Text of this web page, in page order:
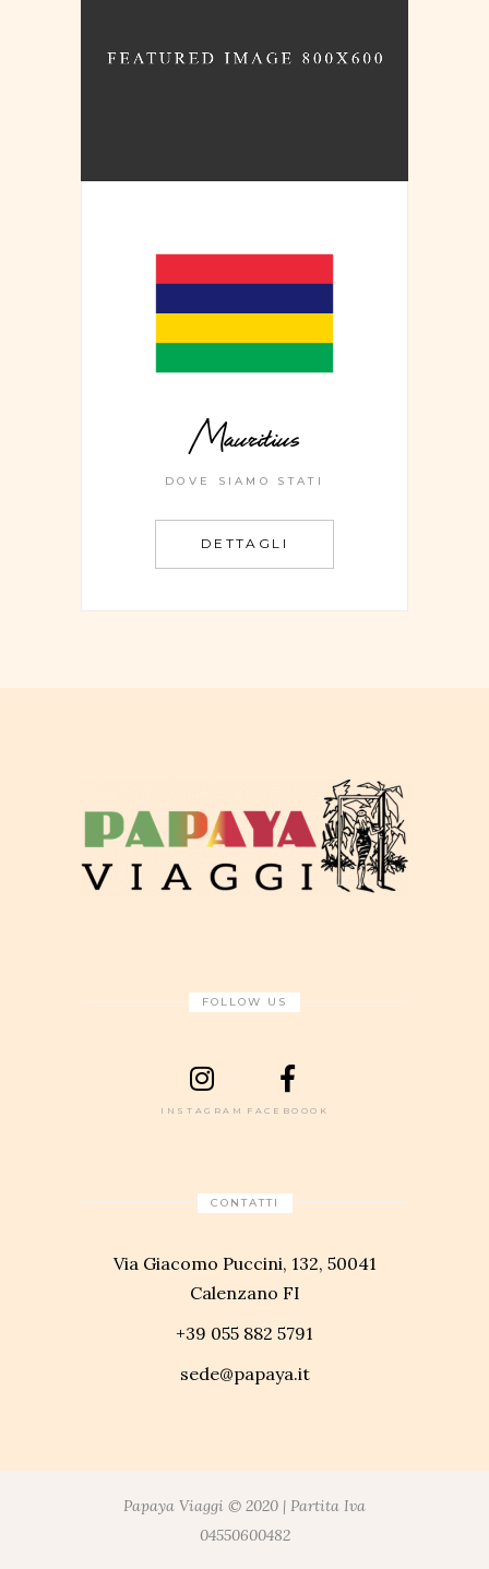
Mauritius
DOVE SIAMO STATI
DETTAGLI
FOLLOW US
INSTAGRAM FACEBOOOK
CONTATTI
Via Giacomo Puccini, 132, 50041
Calenzano FI
+39 055 882 5791
sede@papaya.it
Papaya Viaggi © 2020 | Partita Iva
04550600482